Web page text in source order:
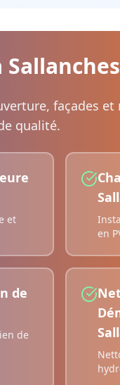
Sallanches
façades
qualité.
et
en
de
de